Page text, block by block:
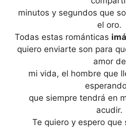
minutos y segundos que
el oro.
Todas estas románticas
quiero enviarte son para
amor de
mi vida, el hombre que
que siempre tendrá en
acudir.
Te quiero y espero que